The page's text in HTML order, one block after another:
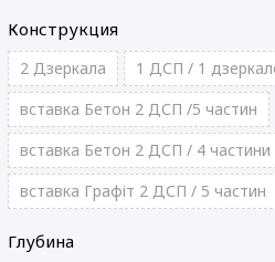
Конструкция
2 Дзеркала 1 ДСП / 1
вставка Бетон 2 ДСП /5 частин
вставка Бетон 2 ДСП / 4 частини
вставка Графіт 2 ДСП / 5 частин
Глубина